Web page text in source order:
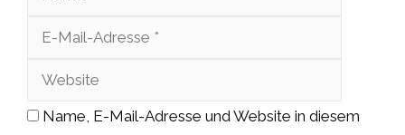
Name, E-Mail-Adresse und Website in diesem